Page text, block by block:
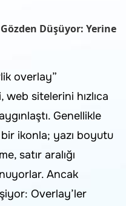
Düşüyor: Yerine
overlay”
sitelerini hızlıca
Genellikle
ikonla; yazı boyutu
satır aralığı
Ancak
Overlay’ler